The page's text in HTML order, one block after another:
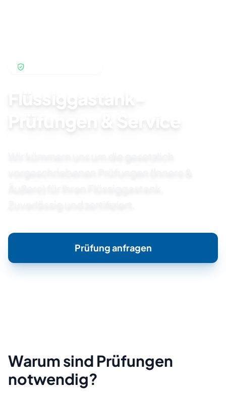
Flüssiggastank-
Prüfungen & Service
Prüfung anfragen
Warum sind Prüfungen
notwendig?